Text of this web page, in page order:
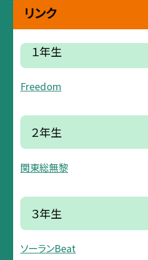
リンク
１年生
Freedom
２年生
関東総無黎
３年生
ソーランBeat